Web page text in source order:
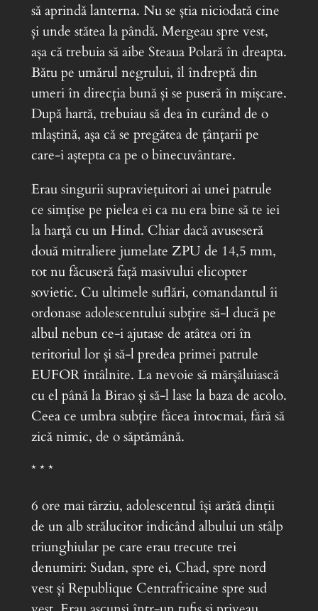
să aprindă lanterna. Nu se știa niciodată cine
și unde stătea la pândă. Mergeau spre vest,
așa că trebuia să aibe Steaua Polară în dreapta.
Bătu pe umărul negrului, îl îndreptă din
umeri în direcția bună și se puseră în mișcare.
După hartă, trebuiau să dea în curând de o
mlaștină, așa că se pregătea de țânțarii pe
care-i aștepta ca pe o binecuvântare.
Erau singurii supraviețuitori ai unei patrule
ce simțise pe pielea ei ca nu era bine să te iei
la harță cu un Hind. Chiar dacă avuseseră
două mitraliere jumelate ZPU de 14,5 mm,
tot nu făcuseră față masivului elicopter
sovietic. Cu ultimele suflări, comandantul îi
ordonase adolescentului subțire să-l ducă pe
albul nebun ce-i ajutase de atâtea ori în
teritoriul lor și să-l predea primei patrule
EUFOR întâlnite. La nevoie să mărșăluiască
cu el până la Birao și să-l lase la baza de acolo.
Ceea ce umbra subțire făcea întocmai, fără să
zică nimic, de o săptămână.
* * *
6 ore mai târziu, adolescentul își arătă dinții
de un alb strălucitor indicând albului un stâlp
triunghiular pe care erau trecute trei
denumiri: Sudan, spre ei, Chad, spre nord
vest și Republique Centrafricaine spre sud